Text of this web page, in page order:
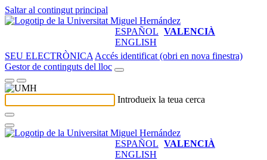
Saltar al contingut principal
ESPAÑOL VALENCIÀ
ENGLISH
SEU ELECTRÒNICA Accés identificat (obri en nova finestra)
Gestor de continguts del lloc
Introdueix la teua cerca
ESPAÑOL VALENCIÀ
ENGLISH